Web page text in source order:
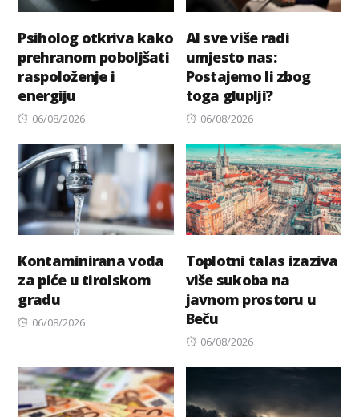
Psiholog otkriva kako
prehranom poboljšati
raspoloženje i
energiju
Posted
06/08/2026
AI sve više radi
umjesto nas:
Postajemo li zbog
toga gluplji?
Posted
06/08/2026
Kontaminirana voda
za piće u tirolskom
gradu
Posted
06/08/2026
Toplotni talas izaziva
više sukoba na
javnom prostoru u
Beču
Posted
06/08/2026